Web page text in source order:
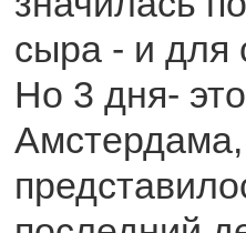
сыра - и для
Но 3 дня-
Амстердама,